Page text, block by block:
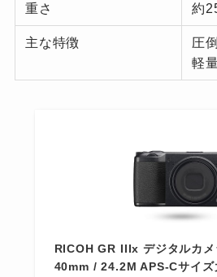
重さ 約
主な特徴
圧
軽
RICOH GR IIIx デジタルカ
40mm / 24.2M APS-Cサイズ